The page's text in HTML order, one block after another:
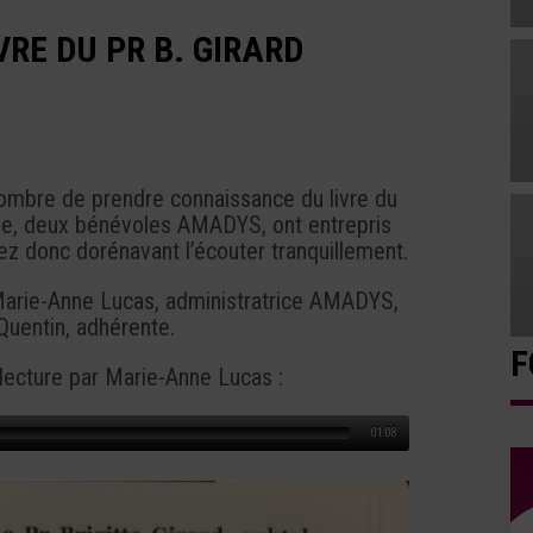
DU PR B. GIRARD
de prendre connaissance du livre du
deux bénévoles AMADYS, ont entrepris
donc dorénavant l’écouter tranquillement.
Anne Lucas, administratrice AMADYS,
adhérente.
par Marie-Anne Lucas :
01:08